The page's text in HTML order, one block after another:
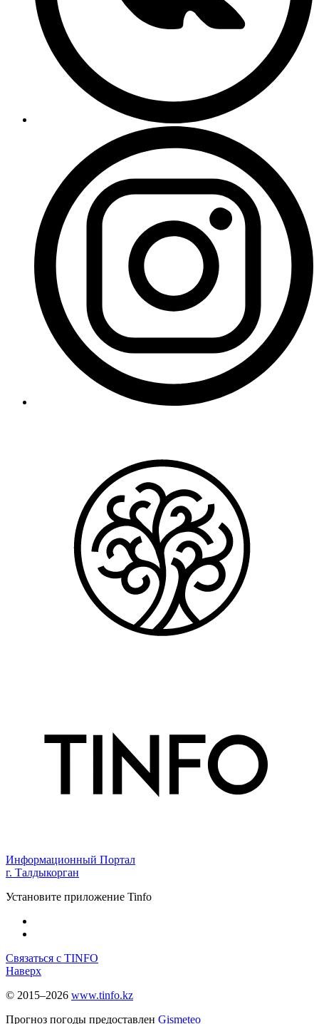
Информационный Портал
г. Талдыкорган
Установите приложение Tinfo
Связаться с TINFO
Наверх
© 2015–2026 www.tinfo.kz
Прогноз погоды предоставлен Gismeteo